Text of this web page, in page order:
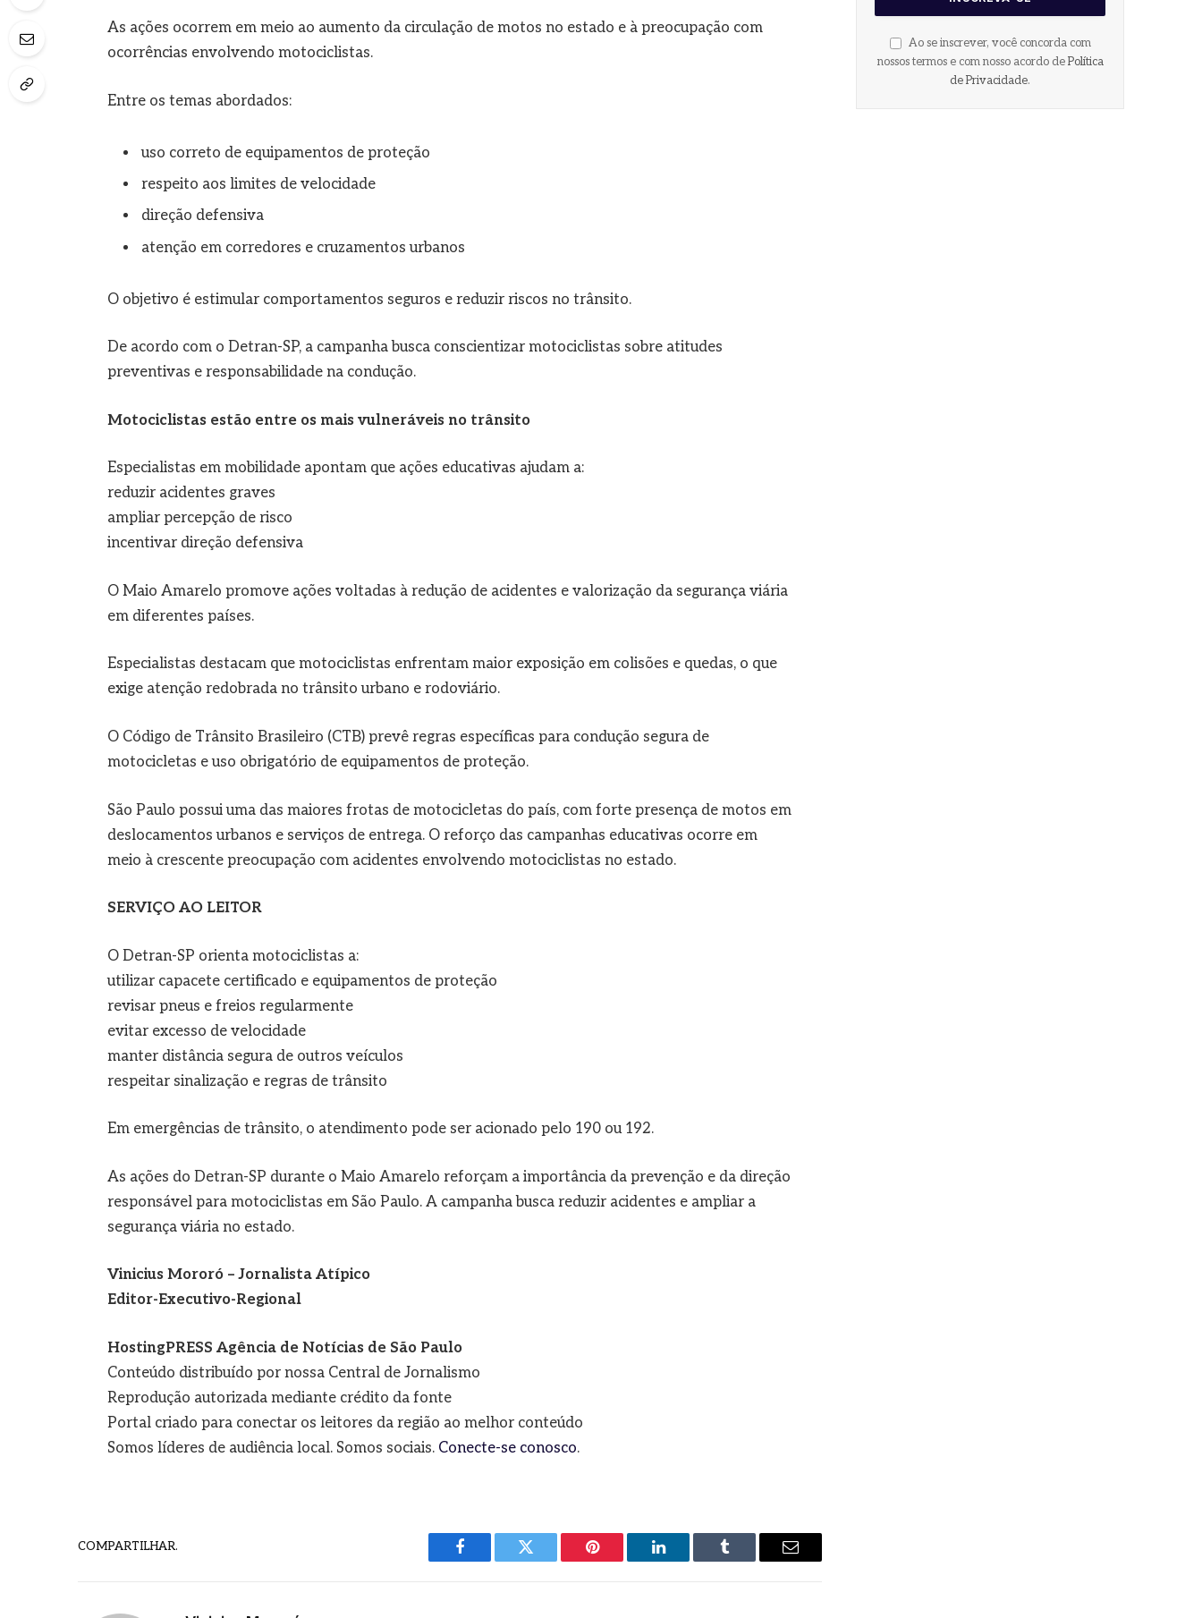
As ações ocorrem em meio ao aumento da circulação de motos no estado e à preocupação com
ocorrências envolvendo motociclistas.
Entre os temas abordados:
uso correto de equipamentos de proteção
respeito aos limites de velocidade
direção defensiva
atenção em corredores e cruzamentos urbanos
O objetivo é estimular comportamentos seguros e reduzir riscos no trânsito.
De acordo com o Detran-SP, a campanha busca conscientizar motociclistas sobre atitudes
preventivas e responsabilidade na condução.
Motociclistas estão entre os mais vulneráveis no trânsito
Especialistas em mobilidade apontam que ações educativas ajudam a:
reduzir acidentes graves
ampliar percepção de risco
incentivar direção defensiva
O Maio Amarelo promove ações voltadas à redução de acidentes e valorização da segurança viária
em diferentes países.
Especialistas destacam que motociclistas enfrentam maior exposição em colisões e quedas, o que
exige atenção redobrada no trânsito urbano e rodoviário.
O Código de Trânsito Brasileiro (CTB) prevê regras específicas para condução segura de
motocicletas e uso obrigatório de equipamentos de proteção.
São Paulo possui uma das maiores frotas de motocicletas do país, com forte presença de motos em
deslocamentos urbanos e serviços de entrega. O reforço das campanhas educativas ocorre em
meio à crescente preocupação com acidentes envolvendo motociclistas no estado.
SERVIÇO AO LEITOR
O Detran-SP orienta motociclistas a:
utilizar capacete certificado e equipamentos de proteção
revisar pneus e freios regularmente
evitar excesso de velocidade
manter distância segura de outros veículos
respeitar sinalização e regras de trânsito
Em emergências de trânsito, o atendimento pode ser acionado pelo 190 ou 192.
As ações do Detran-SP durante o Maio Amarelo reforçam a importância da prevenção e da direção
responsável para motociclistas em São Paulo. A campanha busca reduzir acidentes e ampliar a
segurança viária no estado.
Vinicius Mororó – Jornalista Atípico
Editor-Executivo-Regional
HostingPRESS Agência de Notícias de São Paulo
Conteúdo distribuído por nossa Central de Jornalismo
Reprodução autorizada mediante crédito da fonte
Portal criado para conectar os leitores da região ao melhor conteúdo
Somos líderes de audiência local. Somos sociais. Conecte-se conosco.
COMPARTILHAR.
Facebook Twitter Pinterest LinkedIn Tumblr
E-
Ao se inscrever, você concorda com
nossos termos e com nosso acordo de Política
de Privacidade.